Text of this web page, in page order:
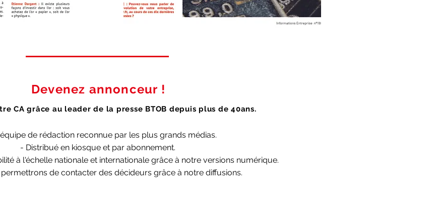
Devenez annonceur !
CA grâce au leader de la presse BTOB depuis plus de 40ans.
de rédaction reconnue par les plus grands médias.
- Distribué en kiosque et par abonnement.
à l'échelle nationale et internationale grâce à notre versions numérique.
de contacter des décideurs grâce à notre diffusions.